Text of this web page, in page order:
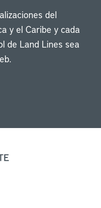
del
y el Caribe y cada
de Land Lines sea